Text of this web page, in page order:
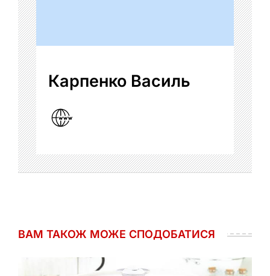
Карпенко Василь
ВАМ ТАКОЖ МОЖЕ СПОДОБАТИСЯ